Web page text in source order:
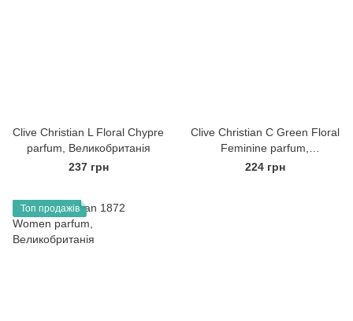
Clive Christian L Floral Chypre
parfum, Великобританія
237 грн
Clive Christian C Green Floral
Feminine parfum,
Великобританія
224 грн
Топ продажів